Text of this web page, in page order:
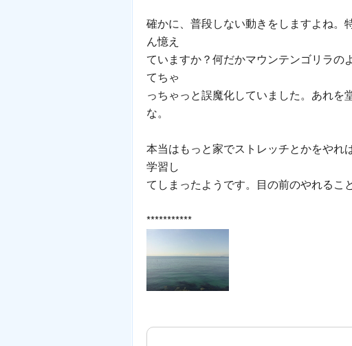
確かに、普段しない動きをしますよね。
ん憶え
ていますか？何だかマウンテンゴリラの
てちゃ
っちゃっと誤魔化していました。あれを
な。
本当はもっと家でストレッチとかをやれ
学習し
てしまったようです。目の前のやれるこ
***********